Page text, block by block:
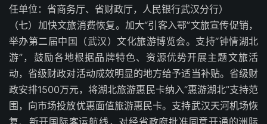
任单位：省商务厅、省财政厅，人民银行武汉分行）
（七）加快文旅消费恢复。加大“引客入鄂”文旅宣传促销，
举办第二届中国（武汉）文化旅游博览会。支持“钟情湖北
游”，鼓励各地根据品牌特色、资源优势开展主题文旅活
动，省级财政对活动成效明显的地方给予适当补贴。省级财
政安排1500万元，将湖北旅游惠民卡纳入“惠游湖北”支持范
围，向市场投放优惠面值旅游惠民卡。支持武汉天河机场恢
复、新开国际客运航线，对经省政府批准同意开通的洲际